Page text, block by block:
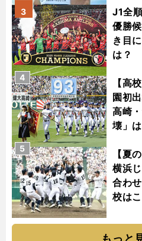
J1全
優勝
き目
は？
3
【高
園初
高崎
壊」
4
【夏
横浜
合わ
校は
5